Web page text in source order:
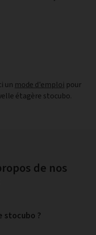
un mode d'emploi pour
étagère stocubo.
de nos
stocubo ?